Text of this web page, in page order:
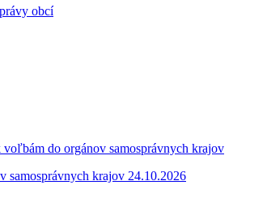
obcí
do orgánov samosprávnych krajov
samosprávnych krajov 24.10.2026